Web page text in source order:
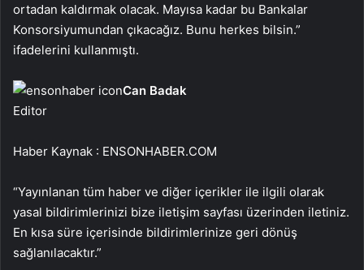
ortadan kaldırmak olacak. Mayısa kadar bu Bankalar
Konsorsiyumundan çıkacağız. Bunu herkes bilsin.”
ifadelerini kullanmıştı.
Can Badak
Editor
Haber Kaynak : ENSONHABER.COM
“Yayınlanan tüm haber ve diğer içerikler ile ilgili olarak
yasal bildirimlerinizi bize iletişim sayfası üzerinden iletiniz.
En kısa süre içerisinde bildirimlerinize geri dönüş
sağlanılacaktır.”